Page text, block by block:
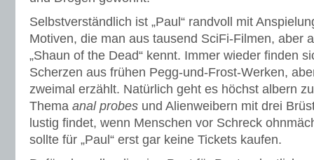
Selbstverständlich ist „Paul“ randvoll mit
Motiven, die man aus tausend SciFi-Filmen, aber
„Shaun of the Dead“ kennt. Immer wieder finden
Scherzen aus frühen Pegg-und-Frost-Werken,
zweimal erzählt. Natürlich geht es höchst albern
Thema anal probes und Alienweibern mit drei
lustig findet, wenn Menschen vor Schreck
sollte für „Paul“ erst gar keine Tickets kaufen.